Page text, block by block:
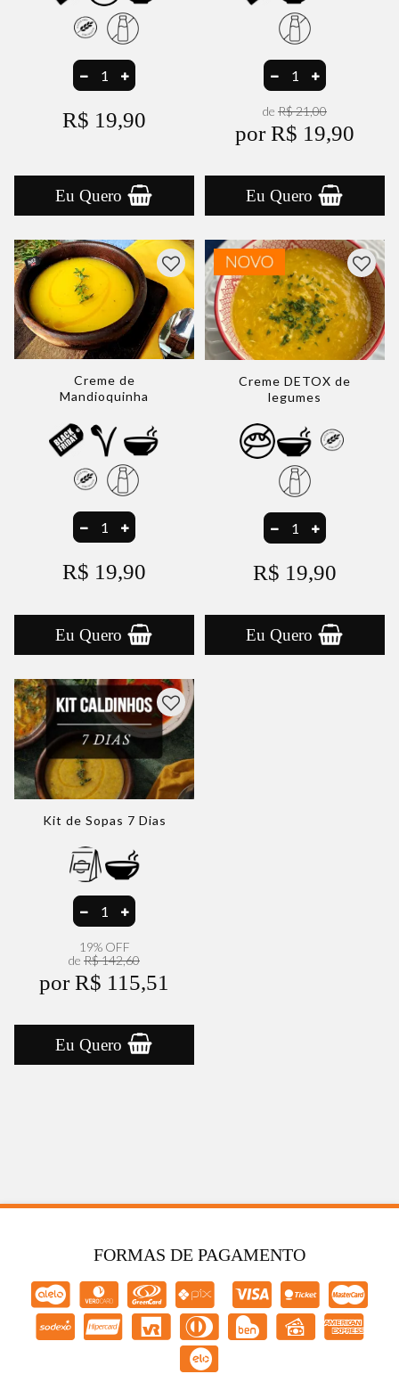
R$ 19,90
Eu Quero
de R$ 21,00
por R$ 19,90
Eu Quero
Creme de
Mandioquinha
R$ 19,90
Eu Quero
Creme DETOX de
legumes
R$ 19,90
Eu Quero
Kit de Sopas 7 Dias
19% OFF
de R$ 142,60
por R$ 115,51
Eu Quero
FORMAS DE PAGAMENTO